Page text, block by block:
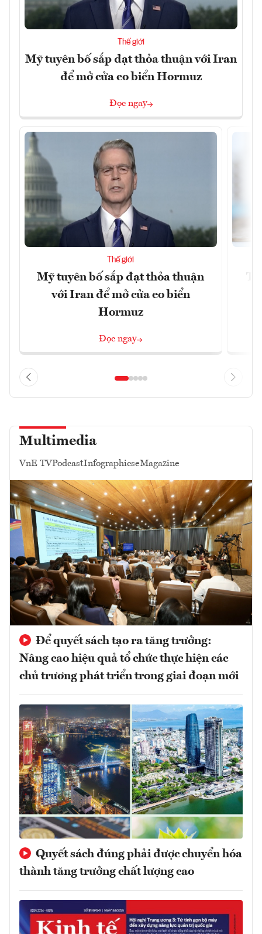
Thế giới
Mỹ tuyên bố sắp đạt thỏa thuận với Iran
để mở cửa eo biển Hormuz
Đọc ngay
Thế giới
Mỹ tuyên bố sắp đạt thỏa thuận
với Iran để mở cửa eo biển
Hormuz
Đọc ngay
Multimedia
VnE TVPodcastInfographicseMagazine
Để quyết sách tạo ra tăng trưởng:
Nâng cao hiệu quả tổ chức thực hiện các
chủ trương phát triển trong giai đoạn mới
Quyết sách đúng phải được chuyển hóa
thành tăng trưởng chất lượng cao